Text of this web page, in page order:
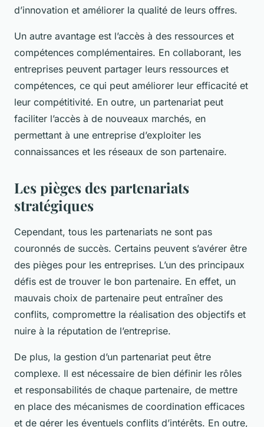
d’innovation et améliorer la qualité de leurs offres.
Un autre avantage est l’accès à des ressources et
compétences complémentaires. En collaborant, les
entreprises peuvent partager leurs ressources et
compétences, ce qui peut améliorer leur efficacité et
leur compétitivité. En outre, un partenariat peut
faciliter l’accès à de nouveaux marchés, en
permettant à une entreprise d’exploiter les
connaissances et les réseaux de son partenaire.
Les pièges des partenariats
stratégiques
Cependant, tous les partenariats ne sont pas
couronnés de succès. Certains peuvent s’avérer être
des pièges pour les entreprises. L’un des principaux
défis est de trouver le bon partenaire. En effet, un
mauvais choix de partenaire peut entraîner des
conflits, compromettre la réalisation des objectifs et
nuire à la réputation de l’entreprise.
De plus, la gestion d’un partenariat peut être
complexe. Il est nécessaire de bien définir les rôles
et responsabilités de chaque partenaire, de mettre
en place des mécanismes de coordination efficaces
et de gérer les éventuels conflits d’intérêts. En outre,